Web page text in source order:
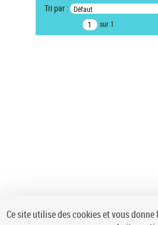
Type de notice d'autorité
Tri par : Défaut
sur 1
Ce site utilise des cookies et vous